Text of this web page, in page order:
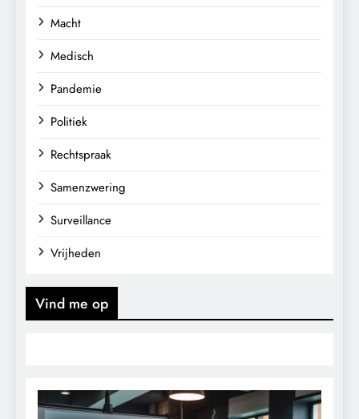
Macht
Medisch
Pandemie
Politiek
Rechtspraak
Samenzwering
Surveillance
Vrijheden
Vind me op